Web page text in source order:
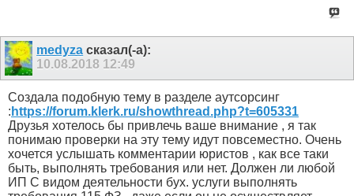
medyza сказал(-а):
10.08.2018 12:49
Создала подобную тему в разделе аутсорсинг
: https://forum.klerk.ru/showthread.php?t=605331
Друзья хотелось бы привлечь ваше внимание , я так
понимаю проверки на эту тему идут повсеместно. Очень
хочется услышать комментарии юристов , как все таки
быть, выполнять требования или нет. Должен ли любой
ИП С видом деятельности бух. услуги выполнять